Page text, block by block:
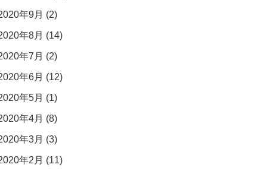
年9月 (2)
年8月 (14)
年7月 (2)
年6月 (12)
年5月 (1)
年4月 (8)
年3月 (3)
年2月 (11)